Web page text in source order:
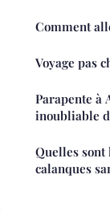
Comment
Voyage pas
Parapente à
inoubliable
Quelles
calanques